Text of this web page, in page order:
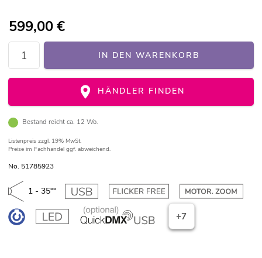
599,00€
IN DEN WARENKORB
HÄNDLER FINDEN
Bestand reicht ca. 12 Wo.
Listenpreis zzgl. 19% MwSt.
Preise im Fachhandel ggf. abweichend.
No. 51785923
1 - 35°°
+7